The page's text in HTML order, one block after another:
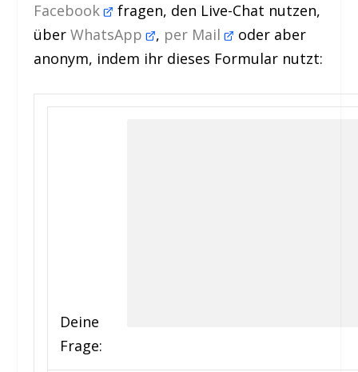
Facebook
fragen, den Live-Chat nutzen,
überWhatsApp , per Mail
oder aber
anonym, indem ihr dieses Formular nutzt:
Deine
Frage: